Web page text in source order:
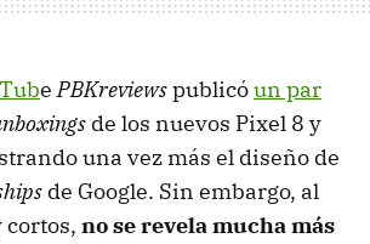
ePBKreviewspublicóun par
de los nuevos Pixel 8 y
una vez más el diseño de
de Google. Sin embargo, al
cortos, no se revela mucha más